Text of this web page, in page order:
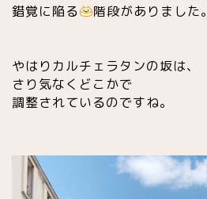
錯覚に陥る
階段がありました。
やはりカルチェラタンの坂は、
さり気なくどこかで
調整されているのですね。